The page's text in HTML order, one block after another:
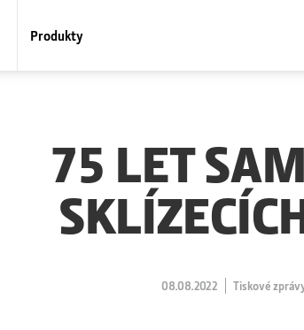
Produkty
75 LET
08.08.2022 Tiskové